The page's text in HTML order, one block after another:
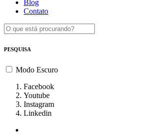
Blog
Contato
PESQUISA
Modo Escuro
Facebook
Youtube
Instagram
Linkedin